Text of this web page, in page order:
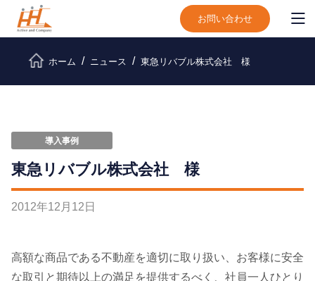
お問い合わせ
ホーム ニュース 東急リバブル株式会社 様
導入事例
東急リバブル株式会社 様
2012年12 月 12 日
高額な商品である不動産を適切に取り扱い、お客様に安全
な取引と期待以上の満足を提供するべく、社員一人ひとり